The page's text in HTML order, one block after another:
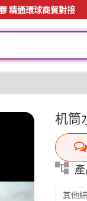
精通環球商貿對接
机筒
產
其他